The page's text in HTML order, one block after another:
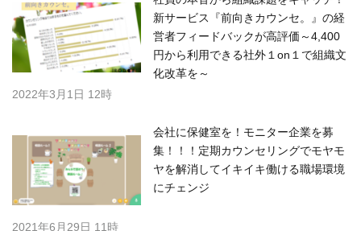
新サービス『前向きカウンセ。』の経
営者フィードバックが高評価～4,400
円から利用できる社外１on１で組織文
化改革を～
2022年3月1日 12時
会社に保健室を！モニター企業を募
集！！！定期カウンセリングでモヤモ
ヤを解消してイキイキ働ける職場環境
にチェンジ
2021年6月29日 11時